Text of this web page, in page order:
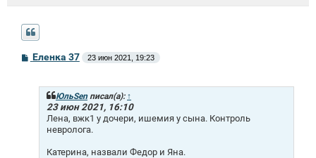
СЕленка 37 23 июн 2021, 19:23
ЮльSenписал(а): ↑
23 июн 2021, 16:10
Лена, вжк1 у дочери, ишемия у сына. Контроль
невролога.
Катерина, назвали Федор и Яна.